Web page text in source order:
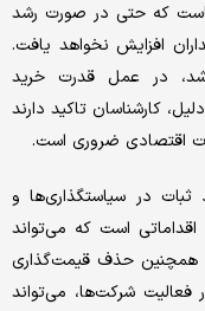
که حتی در صورت رشد
افزایش نخواهد یافت.
در عمل قدرت خرید
کارشناسان تاکید دارند
اقتصادی ضروری است.
ثبات در سیاستگذاری‌ها و
است که می‌تواند
همچنین حذف قیمت‌گذاری
شرکت‌ها، می‌تواند